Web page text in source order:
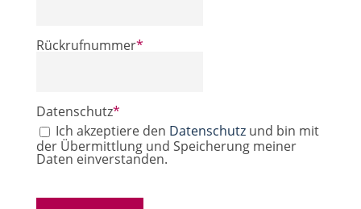
Rückrufnummer*
Datenschutz*
Ich akzeptiere den Datenschutzund bin mit
der Übermittlung und Speicherung meiner
Daten einverstanden.